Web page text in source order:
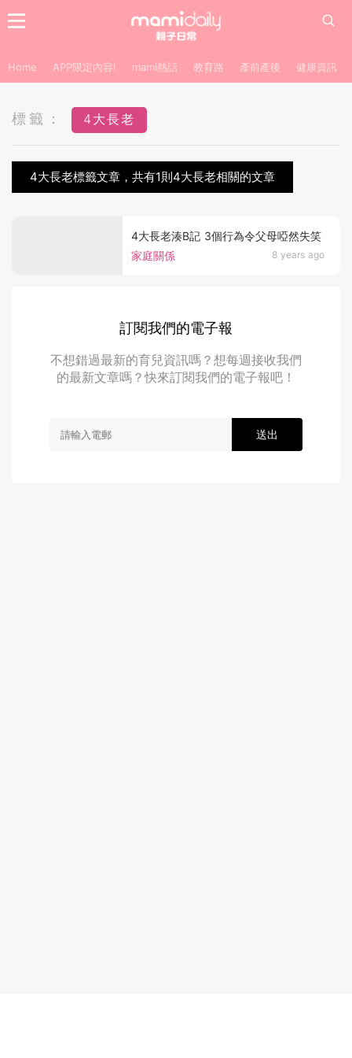
Home APP限定內容! mami熱話 教育路 產前產後 健康資訊
標籤： 4大長老
4大長老標籤文章，共有1則4大長老相關的文章
家庭關係 8 years ago
4大長老湊B記 3個行為令父母啞然失笑
訂閱我們的電子報
不想錯過最新的育兒資訊嗎？想每週接收我們
的最新文章嗎？快來訂閱我們的電子報吧！
送出